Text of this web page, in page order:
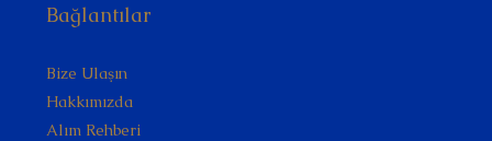
Bağlantılar
Bize Ulaşın
Hakkımızda
Alım Rehberi